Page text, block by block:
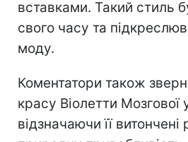
вставками. Такий стиль
свого часу та
моду.
Коментатори також
красу Віолетти Мозгової
відзначаючи її